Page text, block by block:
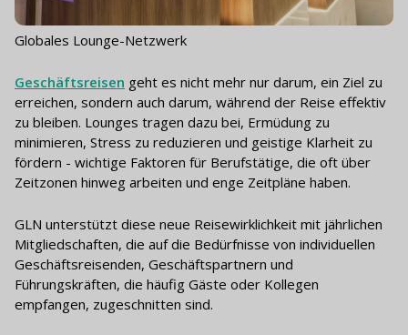
Globales Lounge-Netzwerk
Geschäftsreisen geht es nicht mehr nur darum, ein Ziel zu
erreichen, sondern auch darum, während der Reise effektiv
zu bleiben. Lounges tragen dazu bei, Ermüdung zu
minimieren, Stress zu reduzieren und geistige Klarheit zu
fördern - wichtige Faktoren für Berufstätige, die oft über
Zeitzonen hinweg arbeiten und enge Zeitpläne haben.
GLN unterstützt diese neue Reisewirklichkeit mit jährlichen
Mitgliedschaften, die auf die Bedürfnisse von individuellen
Geschäftsreisenden, Geschäftspartnern und
Führungskräften, die häufig Gäste oder Kollegen
empfangen, zugeschnitten sind.